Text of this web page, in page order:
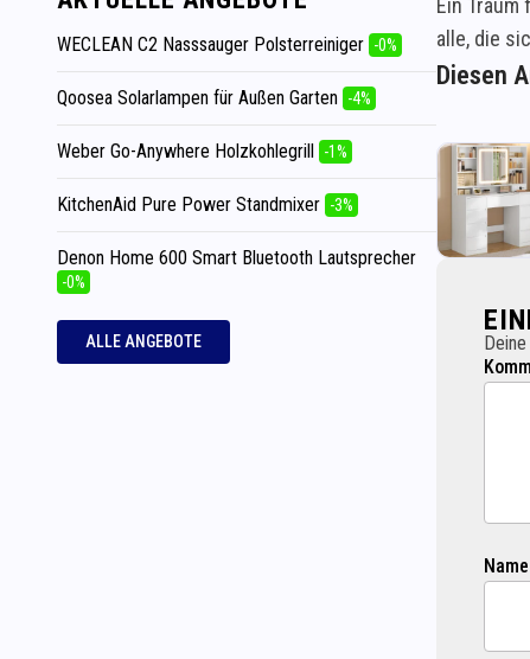
Ein
alle, die
Diesen
WECLEAN C2 Nasssauger Polsterreiniger -0%
Qoosea Solarlampen für Außen Garten -4%
Weber Go-Anywhere Holzkohlegrill -1%
KitchenAid Pure Power Standmixer -3%
Denon Home 600 Smart Bluetooth Lautsprecher
-0%
ALLE ANGEBOTE